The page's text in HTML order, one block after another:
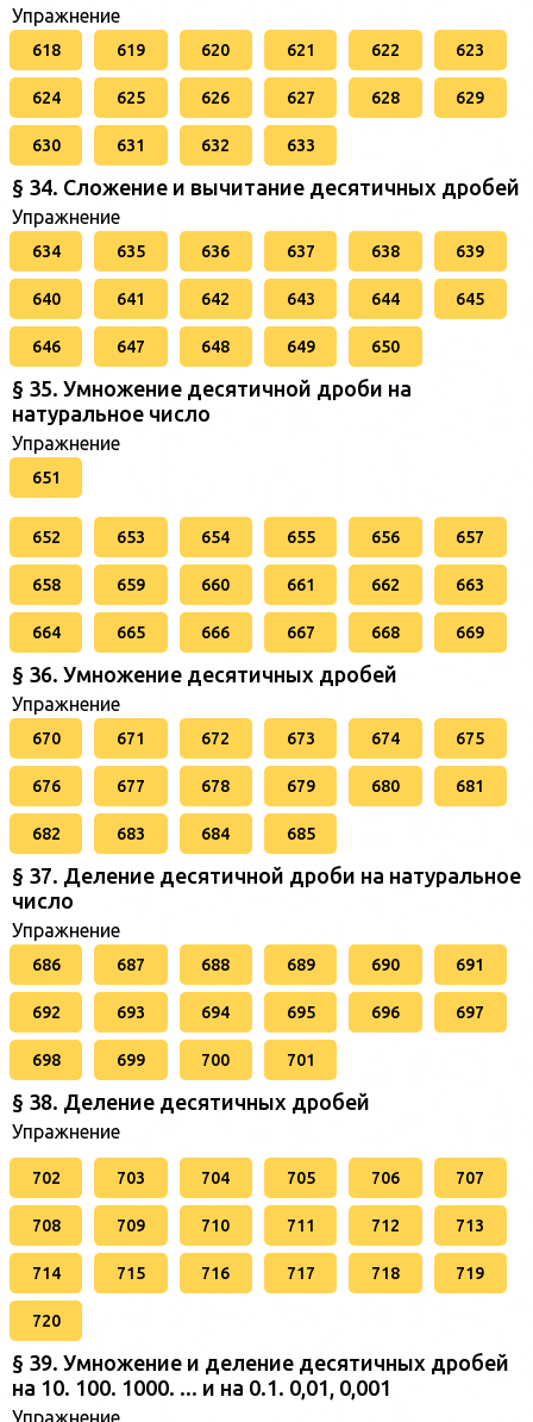
Упражнение
618 619 620 621 622 623
624 625 626 627 628 629
630 631 632 633
§ 34. Сложение и вычитание десятичных дробей
Упражнение
634 635 636 637 638 639
640 641 642 643 644 645
646 647 648 649 650
§ 35. Умножение десятичной дроби на
натуральное число
Упражнение
651
652 653 654 655 656 657
658 659 660 661 662 663
664 665 666 667 668 669
§ 36. Умножение десятичных дробей
Упражнение
670 671 672 673 674 675
676 677 678 679 680 681
682 683 684 685
§ 37. Деление десятичной дроби на натуральное
число
Упражнение
686 687 688 689 690 691
692 693 694 695 696 697
698 699 700 701
§ 38. Деление десятичных дробей
Упражнение
702 703 704 705 706 707
708 709 710 711 712 713
714 715 716 717 718 719
720
§ 39. Умножение и деление десятичных дробей
на 10. 100. 1000. ... и на 0.1. 0,01, 0,001
Упражнение